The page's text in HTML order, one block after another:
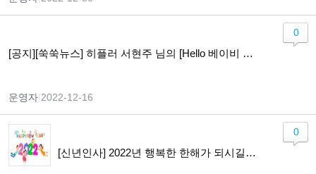
[공지][쑥쑥뉴스] 히플러 서현주 님의 [Hello 베이비 Hi 맘] 개정판 출간
운영자 2022-12-16
0
[신년인사] 2022년 행복한 한해가 되시길 기원합니다.
0